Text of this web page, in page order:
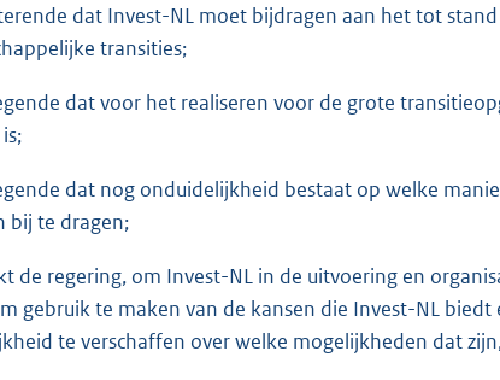
b
dat Invest-NL moet bijdragen aan het tot
transities;
dat voor het realiseren voor de grote
dat nog onduidelijkheid bestaat op welke
bij te dragen;
de regering, om Invest-NL in de uitvoering en
gebruik te maken van de kansen die Invest-NL
te verschaffen over welke mogelijkheden dat